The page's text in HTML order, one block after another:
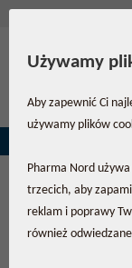
Zdrowie i
Potwierdź
Zdrowie i
Chronimy Twoją
Używamy
Aby zapewnić Ci
używamy plików
Pharma Nord
trzecich, aby
reklam i poprawy
również